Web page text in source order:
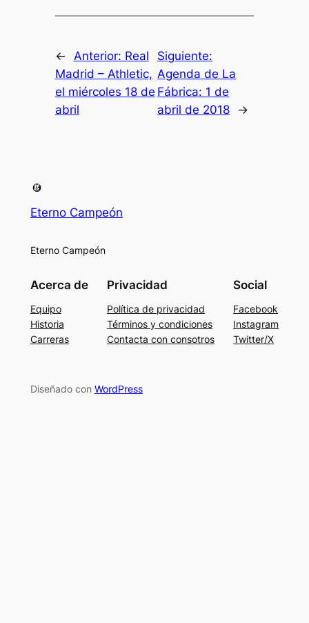
← Anterior: Real
Madrid – Athletic,
el miércoles 18 de
abril
Siguiente:
Agenda de La
Fábrica: 1 de
abril de 2018
→
Eterno Campeón
Eterno Campeón
Acerca de
Equipo
Historia
Carreras
Privacidad
Política de privacidad
Términos y condiciones
Contacta con consotros
Social
Facebook
Instagram
Twitter/X
Diseñado con WordPress